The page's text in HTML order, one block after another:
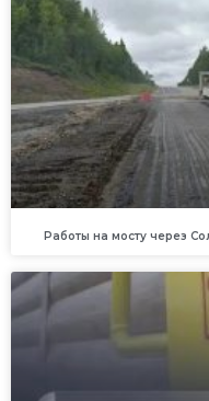
Работы на мосту через